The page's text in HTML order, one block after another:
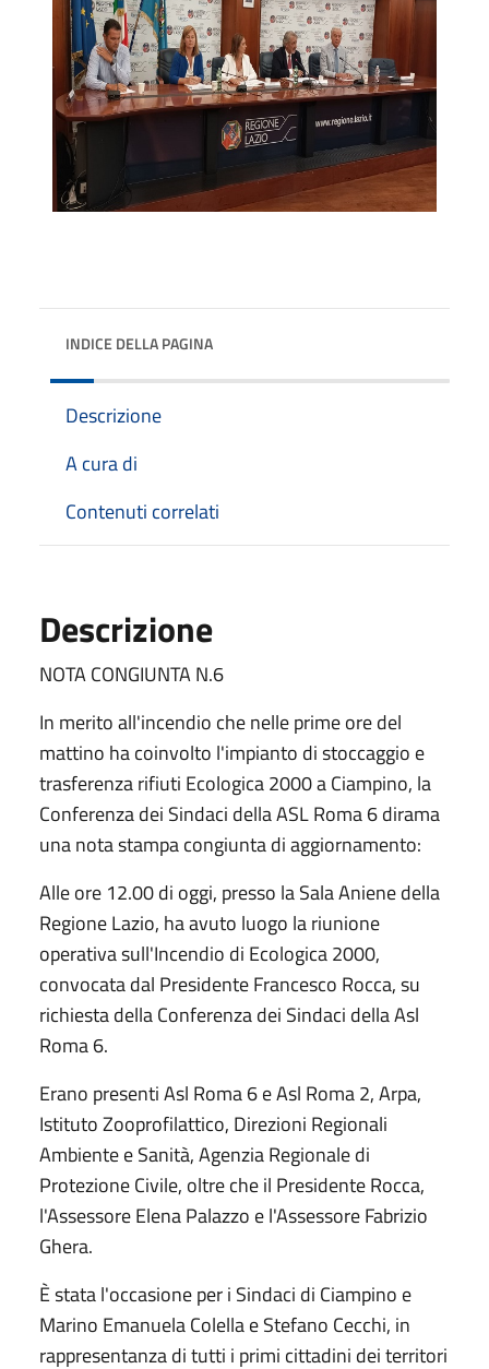
INDICE DELLA PAGINA
Descrizione
A cura di
Contenuti correlati
Descrizione
NOTA CONGIUNTA N.6
In merito all'incendio che nelle prime ore del
mattino ha coinvolto l'impianto di stoccaggio e
trasferenza rifiuti Ecologica 2000 a Ciampino, la
Conferenza dei Sindaci della ASL Roma 6 dirama
una nota stampa congiunta di aggiornamento:
Alle ore 12.00 di oggi, presso la Sala Aniene della
Regione Lazio, ha avuto luogo la riunione
operativa sull'Incendio di Ecologica 2000,
convocata dal Presidente Francesco Rocca, su
richiesta della Conferenza dei Sindaci della Asl
Roma 6.
Erano presenti Asl Roma 6 e Asl Roma 2, Arpa,
Istituto Zooprofilattico, Direzioni Regionali
Ambiente e Sanità, Agenzia Regionale di
Protezione Civile, oltre che il Presidente Rocca,
l'Assessore Elena Palazzo e l'Assessore Fabrizio
Ghera.
È stata l'occasione per i Sindaci di Ciampino e
Marino Emanuela Colella e Stefano Cecchi, in
rappresentanza di tutti i primi cittadini dei territori